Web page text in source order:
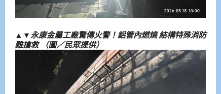
▲▼永康金屬工廠驚傳火警！鋁管內燃燒 結構特殊消防
難搶救 （圖／民眾提供）